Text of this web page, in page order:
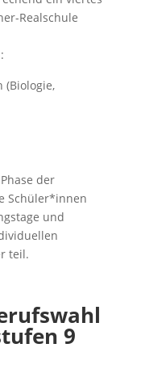
Realschule
(Biologie,
der
Schüler*innen
und
teil.
9